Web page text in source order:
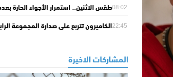
08:02طقس الاثنين.. استمرار الأجواء الحارة
22:45الكاميرون تتربع على صدارة المجموعة
المشاركات الاخيرة